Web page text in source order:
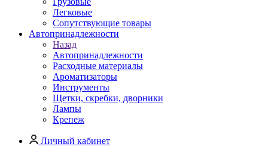
Легковые
Сопутствующие товары
Автопринадлежности
Назад
Автопринадлежности
Расходные материалы
Ароматизаторы
Инструменты
Щетки, скребки, дворники
Лампы
Крепеж
Личный кабинет